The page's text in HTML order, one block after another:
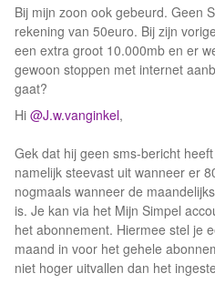
Bij mijn zoon ook gebeurd. Geen
rekening van 50euro. Bij zijn
een extra groot 10.000mb en er
gewoon stoppen met internet
gaat?
Hi @J.w.vanginkel,
Gek dat hij geen sms-bericht
namelijk steevast uit wanneer er
nogmaals wanneer de
is. Je kan via het Mijn Simpel
het abonnement. Hiermee stel je
maand in voor het gehele
niet hoger uitvallen dan het